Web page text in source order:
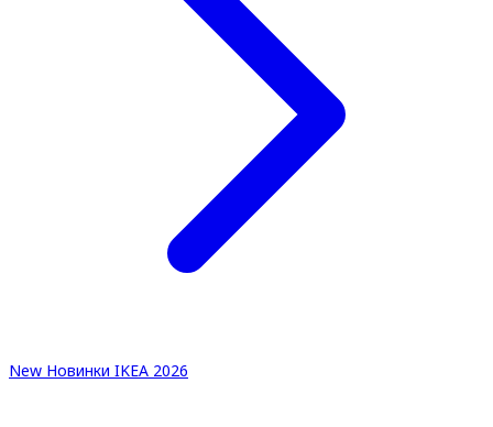
New Новинки IKEA 2026